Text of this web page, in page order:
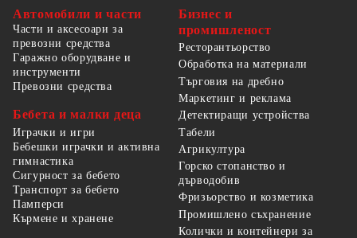
Автомобили и части
Части и аксесоари за
превозни средства
Гаражно оборудване и
инструменти
Превозни средства
Бебета и малки деца
Играчки и игри
Бебешки играчки и активна
гимнастика
Сигурност за бебето
Транспорт за бебето
Памперси
Кърмене и хранене
Бизнес и
промишленост
Ресторантьорство
Обработка на материали
Търговия на дребно
Маркетинг и реклама
Детектиращи устройства
Табели
Агрикултура
Горско стопанство и
дърводобив
Фризьорство и козметика
Промишлено съхранение
Колички и контейнери за